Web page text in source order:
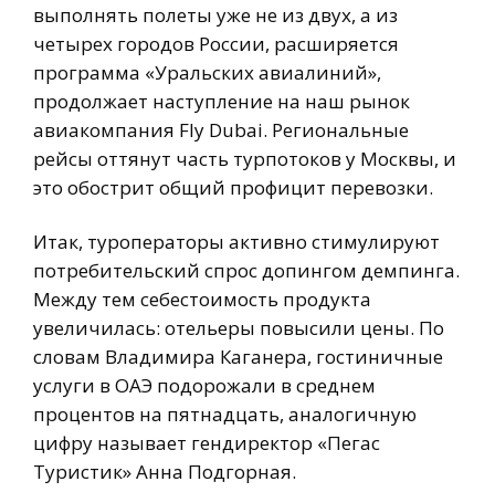
выполнять полеты уже не из двух, а из
четырех городов России, расширяется
программа «Уральских авиалиний»,
продолжает наступление на наш рынок
авиакомпания Fly Dubai. Региональные
рейсы оттянут часть турпотоков у Москвы, и
это обострит общий профицит перевозки.
Итак, туроператоры активно стимулируют
потребительский спрос допингом демпинга.
Между тем себестоимость продукта
увеличилась: отельеры повысили цены. По
словам Владимира Каганера, гостиничные
услуги в ОАЭ подорожали в среднем
процентов на пятнадцать, аналогичную
цифру называет гендиректор «Пегас
Туристик» Анна Подгорная.